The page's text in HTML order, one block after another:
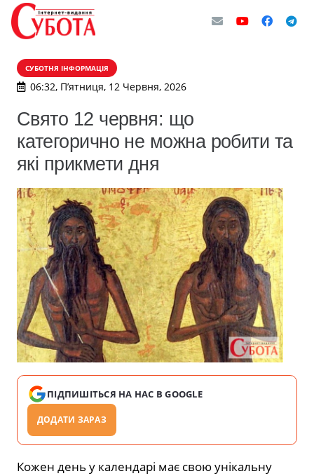
СУБОТНЯ ІНФОРМАЦІЯ
06:32, П’ятниця, 12 Червня, 2026
Свято 12 червня: що
категорично не можна робити та
які прикмети дня
ПІДПИШІТЬСЯ НА НАС В GOOGLE
ДОДАТИ ЗАРАЗ
Кожен день у календарі має свою унікальну